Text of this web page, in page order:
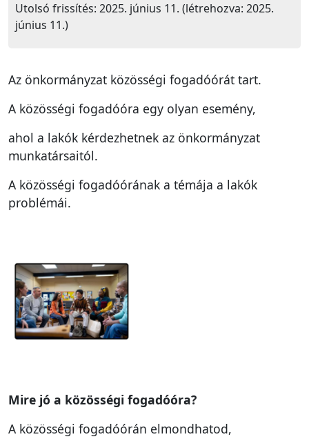
Utolsó frissítés: 2025. június 11. (létrehozva: 2025.
június 11.)
Az önkormányzat közösségi fogadóórát tart.
A közösségi fogadóóra egy olyan esemény,
ahol a lakók kérdezhetnek az önkormányzat
munkatársaitól.
A közösségi fogadóórának a témája a lakók
problémái.
Mire jó a közösségi fogadóóra?
A közösségi fogadóórán elmondhatod,